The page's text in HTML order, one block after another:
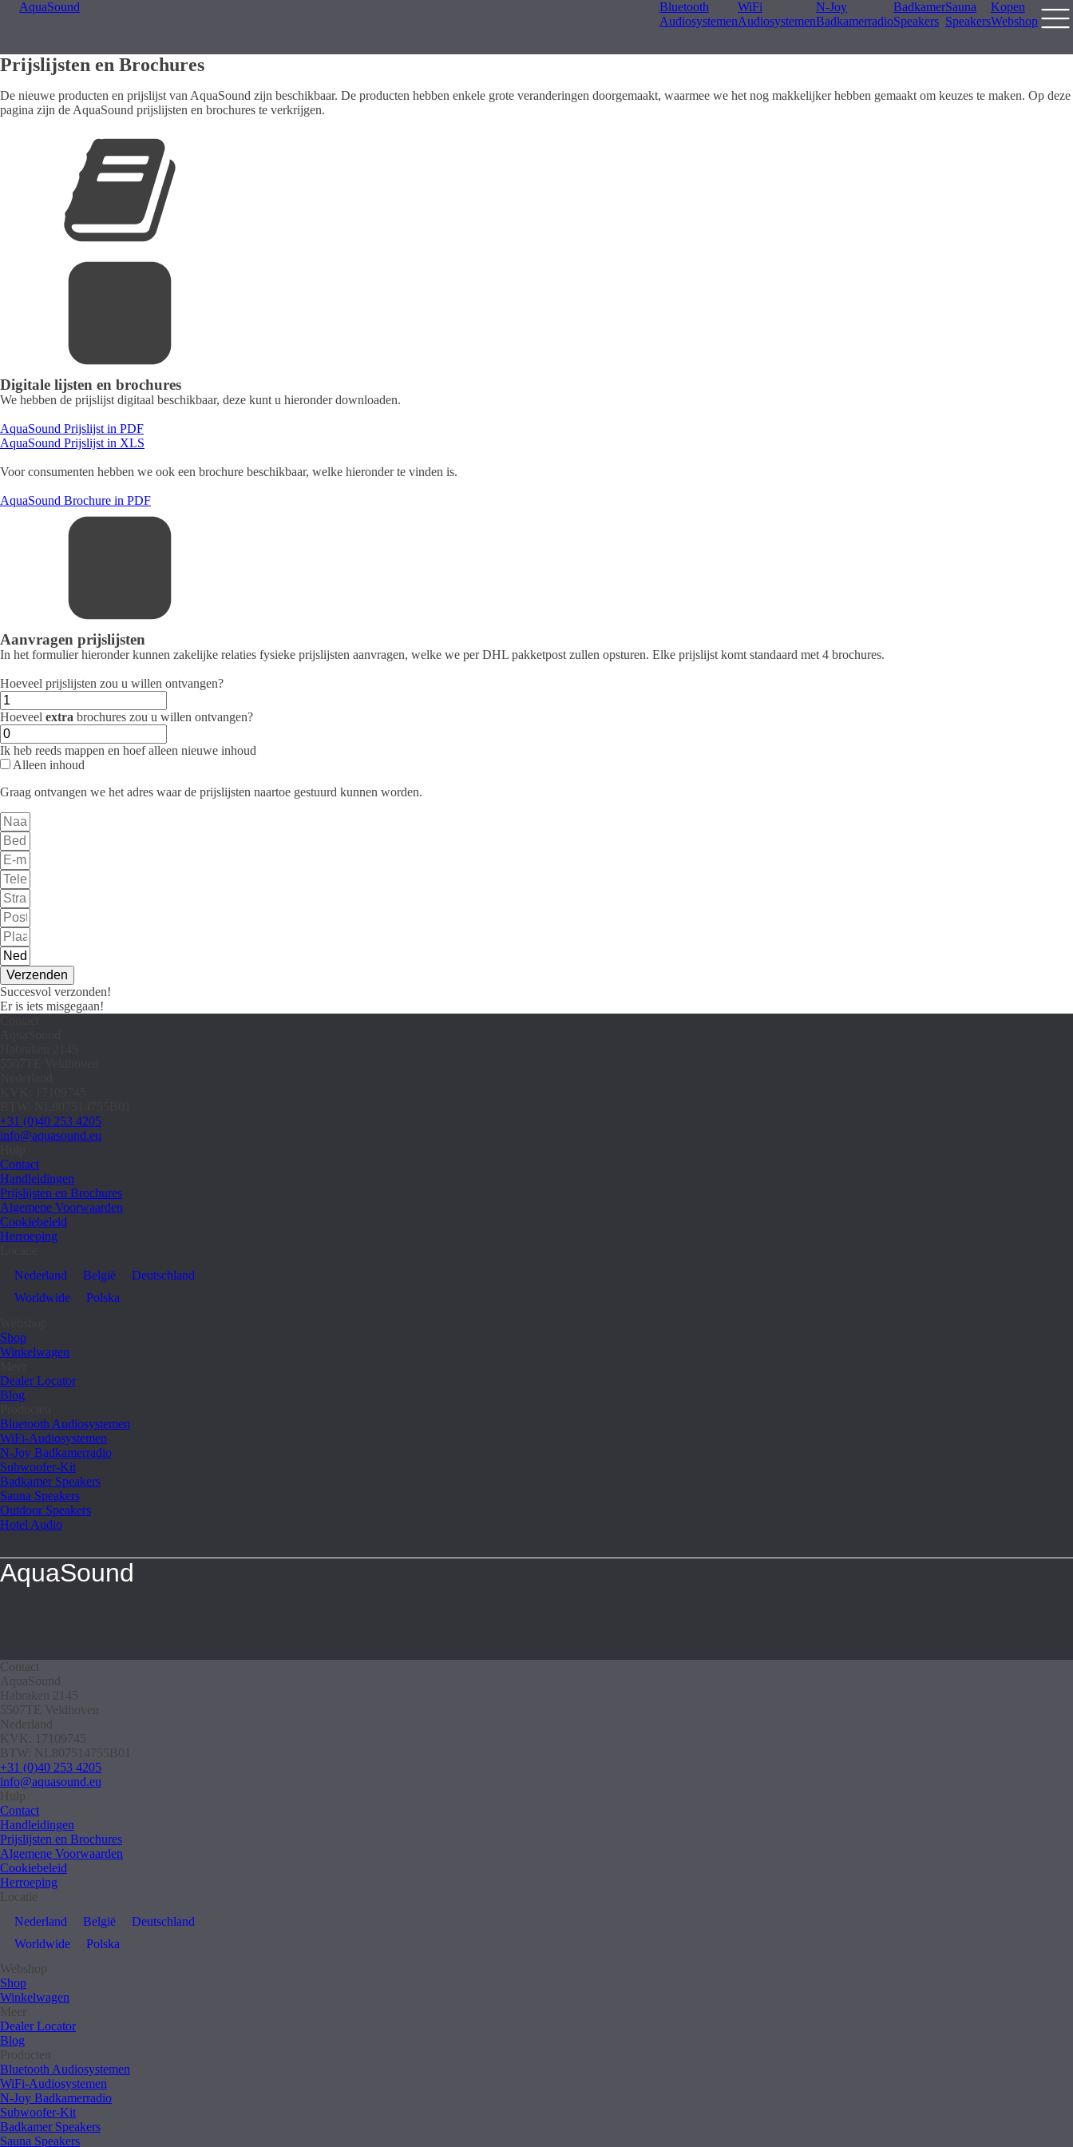
AquaSound
Bluetooth
Audiosystemen
WiFi
Audiosystemen
N-Joy
Badkamerradio
Badkamer
Speakers
Sauna
Speakers
Kopen
Webshop
Prijslijsten en Brochures
De nieuwe producten en prijslijst van AquaSound zijn beschikbaar. De producten hebben enkele grote veranderingen doorgemaakt, waarmee we het nog makkelijker hebben gemaakt om keuzes te maken. Op deze
pagina zijn de AquaSound prijslijsten en brochures te verkrijgen.
Digitale lijsten en brochures
We hebben de prijslijst digitaal beschikbaar, deze kunt u hieronder downloaden.
AquaSound Prijslijst in PDF
AquaSound Prijslijst in XLS
Voor consumenten hebben we ook een brochure beschikbaar, welke hieronder te vinden is.
AquaSound Brochure in PDF
Aanvragen prijslijsten
In het formulier hieronder kunnen zakelijke relaties fysieke prijslijsten aanvragen, welke we per DHL pakketpost zullen opsturen. Elke prijslijst komt standaard met 4 brochures.
Hoeveel prijslijsten zou u willen ontvangen?
Hoeveel extra brochures zou u willen ontvangen?
Ik heb reeds mappen en hoef alleen nieuwe inhoud
Alleen inhoud
Graag ontvangen we het adres waar de prijslijsten naartoe gestuurd kunnen worden.
Verzenden
Succesvol verzonden!
Er is iets misgegaan!
+31 (0)40 253 4205
info@aquasound.eu
Contact
Handleidingen
Prijslijsten en Brochures
Algemene Voorwaarden
Cookiebeleid
Herroeping
Nederland
België
Deutschland
Worldwide
Polska
Shop
Winkelwagen
Dealer Locator
Blog
Bluetooth Audiosystemen
WiFi-Audiosystemen
N-Joy Badkamerradio
Subwoofer-Kit
Badkamer Speakers
Sauna Speakers
Outdoor Speakers
Hotel Audio
AquaSound
Contact
AquaSound
Habraken 2145
5507TE Veldhoven
Nederland
KVK: 17109745
BTW: NL807514755B01
+31 (0)40 253 4205
info@aquasound.eu
Hulp
Contact
Handleidingen
Prijslijsten en Brochures
Algemene Voorwaarden
Cookiebeleid
Herroeping
Locatie
Nederland
België
Deutschland
Worldwide
Polska
Webshop
Shop
Winkelwagen
Meer
Dealer Locator
Blog
Producten
Bluetooth Audiosystemen
WiFi-Audiosystemen
N-Joy Badkamerradio
Subwoofer-Kit
Badkamer Speakers
Sauna Speakers